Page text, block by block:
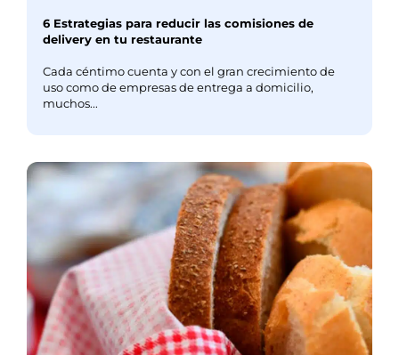
6 Estrategias para reducir las comisiones de
delivery en tu restaurante
Cada céntimo cuenta y con el gran crecimiento de
uso como de empresas de entrega a domicilio,
muchos...